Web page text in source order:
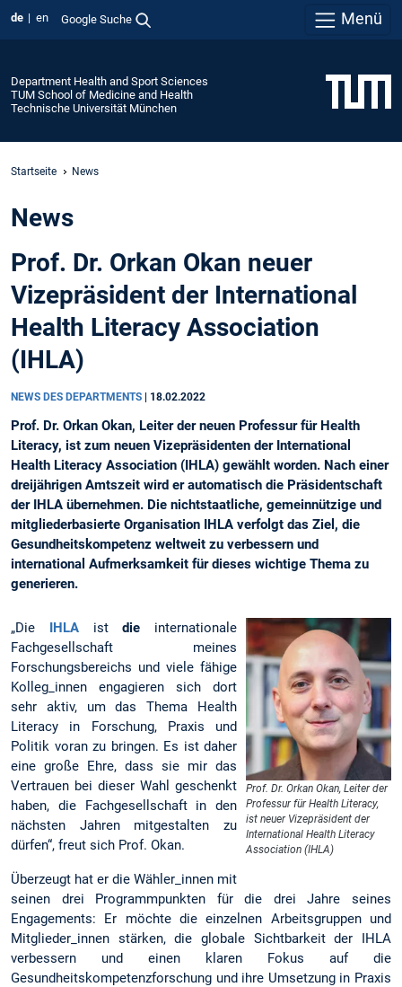
de en Google Suche Menü
Department Health and Sport Sciences
TUM School of Medicine and Health
Technische Universität München
Startseite News
News
Prof. Dr. Orkan Okan neuer
Vizepräsident der International
Health Literacy Association
(IHLA)
NEWS DES DEPARTMENTS 18.02.2022
Prof. Dr. Orkan Okan, Leiter der neuen Professur für Health
Literacy, ist zum neuen Vizepräsidenten der International
Health Literacy Association (IHLA) gewählt worden. Nach einer
dreijährigen Amtszeit wird er automatisch die Präsidentschaft
der IHLA übernehmen. Die nichtstaatliche, gemeinnützige und
mitgliederbasierte Organisation IHLA verfolgt das Ziel, die
Gesundheitskompetenz weltweit zu verbessern und
international Aufmerksamkeit für dieses wichtige Thema zu
generieren.
Prof. Dr. Orkan Okan, Leiter der
Professur für Health Literacy,
ist neuer Vizepräsident der
International Health Literacy
Association (IHLA)
„Die IHLAistdie internationale
Fachgesellschaft meines
Forschungsbereichs und viele fähige
Kolleg_innen engagieren sich dort
sehr aktiv, um das Thema Health
Literacy in Forschung, Praxis und
Politik voran zu bringen. Es ist daher
eine große Ehre, dass sie mir das
Vertrauen bei dieser Wahl geschenkt
haben, die Fachgesellschaft in den
nächsten Jahren mitgestalten zu
dürfen“, freut sich Prof. Okan.
Überzeugt hat er die Wähler_innen mit
seinen drei Programmpunkten für die drei Jahre seines
Engagements: Er möchte die einzelnen Arbeitsgruppen und
Mitglieder_innen stärken, die globale Sichtbarkeit der IHLA
verbessern und einen klaren Fokus auf die
Gesundheitskompetenzforschung und ihre Umsetzung in Praxis